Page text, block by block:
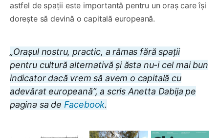
astfel de spații este importantă pentru un oraș care își
dorește să devină o capitală europeană.
„Orașul nostru, practic, a rămas fără spații
pentru cultură alternativă și ăsta nu-i cel mai bun
indicator dacă vrem să avem o capitală cu
adevărat europeană”,a scris Anetta Dabija pe
pagina sa de Facebook.